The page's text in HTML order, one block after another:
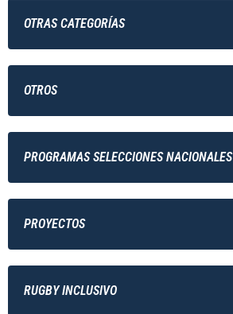
OTRAS CATEGORÍAS
OTROS
PROGRAMAS SELECCIONES NACIONALES
PROYECTOS
RUGBY INCLUSIVO